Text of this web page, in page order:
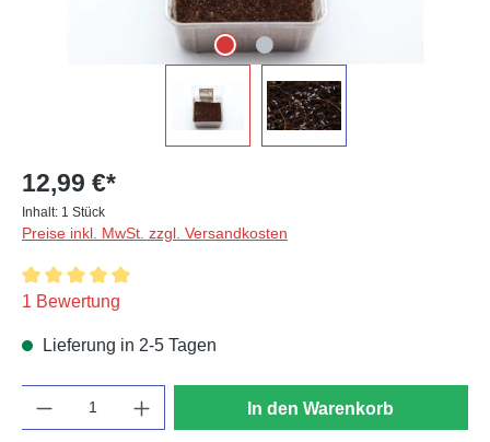
12,99 €*
Inhalt: 1 Stück
Preise inkl. MwSt. zzgl. Versandkosten
Durchschnittliche Bewertung von 5 von 5 Sternen
1 Bewertung
Lieferung in 2-5 Tagen
In den Warenkorb